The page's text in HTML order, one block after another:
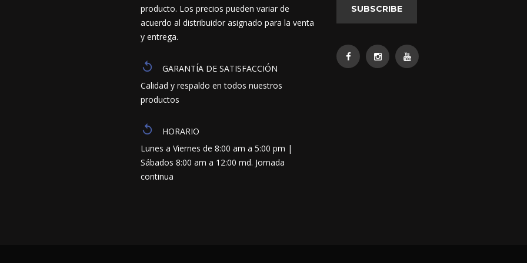
producto. Los precios pueden variar de
acuerdo al distribuidor asignado para la venta
y entrega.
GARANTÍA DE SATISFACCIÓN
Calidad y respaldo en todos nuestros
productos
HORARIO
Lunes a Viernes de 8:00 am a 5:00 pm |
Sábados 8:00 am a 12:00 md. Jornada
continua
SUBSCRIBE